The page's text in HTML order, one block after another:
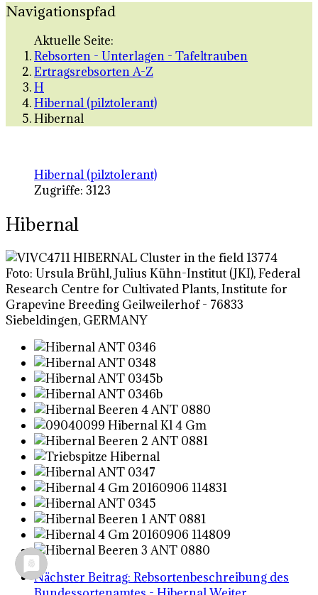
Navigationspfad
Aktuelle Seite:
Rebsorten - Unterlagen - Tafeltrauben
Ertragsrebsorten A-Z
H
Hibernal (pilztolerant)
Hibernal
Hibernal (pilztolerant)
Zugriffe: 3123
Hibernal
Foto: Ursula Brühl, Julius Kühn-Institut (JKI), Federal
Research Centre for Cultivated Plants, Institute for
Grapevine Breeding Geilweilerhof - 76833
Siebeldingen, GERMANY
Nächster Beitrag: Rebsortenbeschreibung des